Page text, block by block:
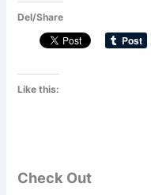
Del/Share
Like this:
Check Out